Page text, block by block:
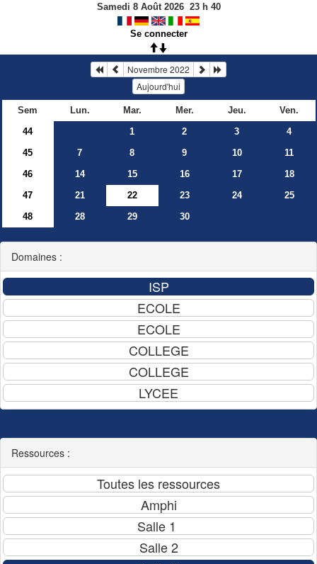
Samedi 8 Août 2026 23h 40
Se connecter
Novembre 2022
Aujourd'hui
Sem Lun. Mar. Mer. Jeu.
Ven.
44
1 2 3
4
45
7 8 9 10
11
46
14 15 16 17
18
47
21 22 23 24
25
48
28 29 30
Domaines :
Ressources :